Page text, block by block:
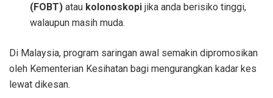
(FOBT) atau kolonoskopi jika anda berisiko tinggi,
walaupun masih muda.
Di Malaysia, program saringan awal semakin dipromosikan
oleh Kementerian Kesihatan bagi mengurangkan kadar kes
lewat dikesan.